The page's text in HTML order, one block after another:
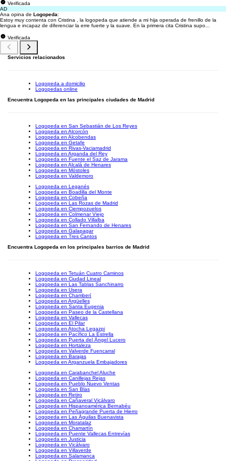
Verificada
AD
Ana opina de Logopeda:
Estoy muy contenta con Cristina , la logopeda que atiende a mi hija operada de frenillo de la
lengua e incapaz de diferenciar la erre fuerte y la suave. En la primera cita Cristina supo...
Verificada
Servicios relacionados
Logopeda a domicilio
Logopedas online
Encuentra Logopeda en las principales ciudades de Madrid
Logopeda en San Sebastián de Los Reyes
Logopeda en Alcorcón
Logopeda en Alcobendas
Logopeda en Getafe
Logopeda en Rivas-Vaciamadrid
Logopeda en Arganda del Rey
Logopeda en Fuente el Saz de Jarama
Logopeda en Alcalá de Henares
Logopeda en Móstoles
Logopeda en Valdemoro
Logopeda en Leganés
Logopeda en Boadilla del Monte
Logopeda en Cobeña
Logopeda en Las Rozas de Madrid
Logopeda en Ciempozuelos
Logopeda en Colmenar Viejo
Logopeda en Collado Villalba
Logopeda en San Fernando de Henares
Logopeda en Galapagar
Logopeda en Tres Cantos
Encuentra Logopeda en los principales barrios de Madrid
Logopeda en Tetuán Cuatro Caminos
Logopeda en Ciudad Lineal
Logopeda en Las Tablas Sanchinarro
Logopeda en Usera
Logopeda en Chamberí
Logopeda en Argüelles
Logopeda en Santa Eugenia
Logopeda en Paseo de la Castellana
Logopeda en Vallecas
Logopeda en El Pilar
Logopeda en Atocha Legazpi
Logopeda en Pacífico La Estrella
Logopeda en Puerta del Ángel Lucero
Logopeda en Hortaleza
Logopeda en Valverde Fuencarral
Logopeda en Barajas
Logopeda en Arganzuela Embajadores
Logopeda en Carabanchel Aluche
Logopeda en Canillejas Rejas
Logopeda en Pueblo Nuevo Ventas
Logopeda en San Blas
Logopeda en Retiro
Logopeda en Cañaveral Vicálvaro
Logopeda en Hispanoamérica Bernabéu
Logopeda en Peñagrande Puerta de Hierro
Logopeda en Las Águilas Buenavista
Logopeda en Moratalaz
Logopeda en Chamartín
Logopeda en Puente Vallecas Entrevías
Logopeda en Justicia
Logopeda en Vicálvaro
Logopeda en Villaverde
Logopeda en Salamanca